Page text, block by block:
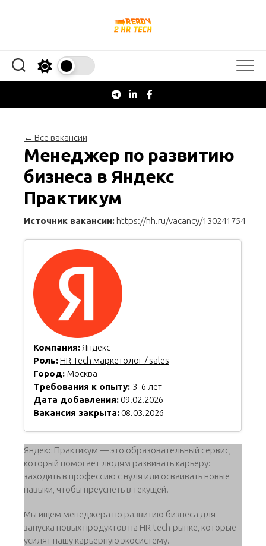
← Все вакансии
Менеджер по развитию
бизнеса в Яндекс
Практикум
Источник вакансии: https://hh.ru/vacancy/130241754
Компания: Яндекс
Роль:HR-Tech маркетолог / sales
Город: Москва
Требования к опыту: 3–6 лет
Дата добавления: 09.02.2026
Вакансия закрыта: 08.03.2026
Яндекс Практикум — это образовательный сервис,
который помогает людям развивать карьеру:
заходить в профессию с нуля или осваивать новые
навыки, чтобы преуспеть в текущей.
Мы ищем менеджера по развитию бизнеса для
запуска новых продуктов на HR-tech-рынке, которые
усилят нашу карьерную экосистему.